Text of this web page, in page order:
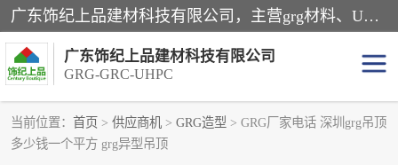
广东饰纪上品建材科技有限公司，主营grg材料、UHPC板、grc构件、uhpc幕墙板、grg厂家、grc厂家、uhpc厂家、GRG吊顶、grg石膏板、grg构件、外墙grc线条、grg造型、grg材料定制，uhpc高性能混凝土，uhpc构件，uhpc镂空挂板，grg材料生产厂家，广东grg厂家，广东grc厂家，联系方式*，2万平厂房，如果您对我公司的产品服务感兴趣，请联系我们。
广东饰纪上品建材科技有限公司
GRG-GRC-UHPC
当前位置： 首页 > 供应商机 > GRG造型 > GRG厂家电话 深圳grg吊顶
多少钱一个平方 grg异型吊顶
GRG构件